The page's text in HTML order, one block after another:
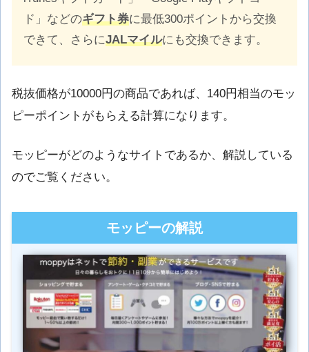
ド」などのギフト券に最低300ポイントから交換
できて、さらにJALマイルにも交換できます。
税抜価格が10000円の商品であれば、140円相当のモッ
ピーポイントがもらえる計算になります。
モッピーがどのようなサイトであるか、解説している
のでご覧ください。
モッピーの解説